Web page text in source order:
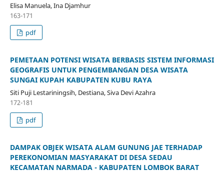
Elisa Manuela, Ina Djamhur
163-171
pdf
PEMETAAN POTENSI WISATA BERBASIS SISTEM INFORMASI
GEOGRAFIS UNTUK PENGEMBANGAN DESA WISATA
SUNGAI KUPAH KABUPATEN KUBU RAYA
Siti Puji Lestariningsih, Destiana, Siva Devi Azahra
172-181
pdf
DAMPAK OBJEK WISATA ALAM GUNUNG JAE TERHADAP
PEREKONOMIAN MASYARAKAT DI DESA SEDAU
KECAMATAN NARMADA - KABUPATEN LOMBOK BARAT